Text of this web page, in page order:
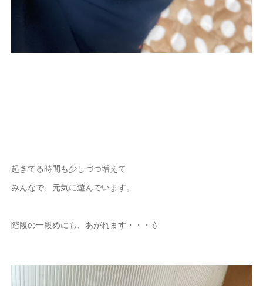
起きてる時間も少しづつ増えて
みんなで、元気に遊んでいます。
階段の一段めにも、あがれます・・・💧